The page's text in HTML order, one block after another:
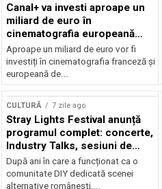
Canal+ va investi aproape un
miliard de euro în
cinematografia europeană
până în 2032
Aproape un miliard de euro vor fi
investiți în cinematografia franceză și
europeană de...
CULTURĂ 7 zile ago
Stray Lights Festival anunță
programul complet: concerte,
Industry Talks, sesiuni de
audiție și noi opțiuni de
participare pentru public
După ani în care a funcționat ca o
comunitate DIY dedicată scenei
alternative românești,...